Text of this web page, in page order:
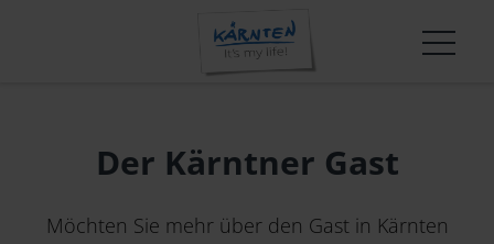
Marke & Marketing
Aktuelle Kampagne
Betriebskooperationen
Strategische Schwerpunkte
Erlebnis Slow Food Kärnten
T-Mona-Auswertungen
Das leistet der Tourismus in Kärnten
Wissen und Innovation in der Kärnten Werbung
Qualität+ in KärntenBarrierefrei
Carinthia Film Commission
Der Kärntner Gast
Möchten Sie mehr über den Gast in Kärnten